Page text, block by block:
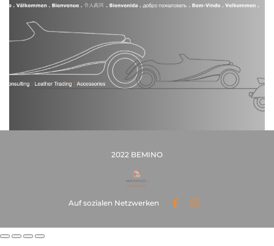
2022 BEMINO
Auf sozialen Netzwerken